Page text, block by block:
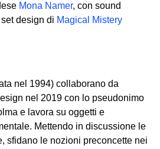
Mona Namer, con sound
design di Magical Mistery
nel 1994) collaborano da
nel 2019 con lo pseudonimo
e lavora su oggetti e
Mettendo in discussione le
sfidano le nozioni preconcette nei